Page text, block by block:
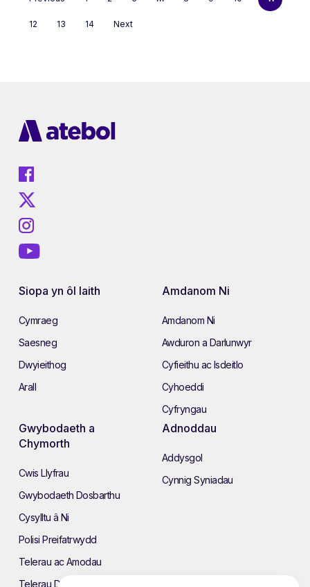
12 13 14 Next
Siopa yn ôl Iaith
Cymraeg
Saesneg
Dwyieithog
Arall
Amdanom Ni
Amdanom Ni
Awduron a Darlunwyr
Cyfieithu ac Isdeitlo
Cyhoeddi
Cyfryngau
Gwybodaeth a
Chymorth
Cwis Llyfrau
Gwybodaeth Dosbarthu
Cysylltu â Ni
Polisi Preifatrwydd
Telerau ac Amodau
Telerau Defnyddio’r Wefan
Adnoddau
Addysgol
Cynnig Syniadau